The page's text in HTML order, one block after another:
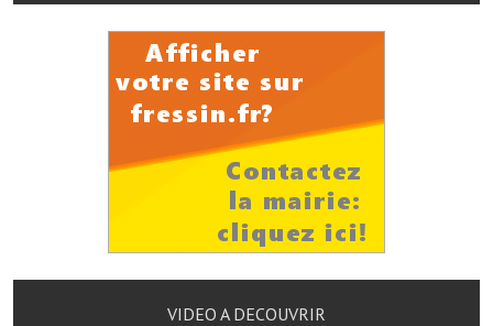
Les réseaux partenaires
L'association des maires
L'office de tourisme
Services publics intercommunaux
Affaires scolaires, CCAS
VIDEO A DECOUVRIR